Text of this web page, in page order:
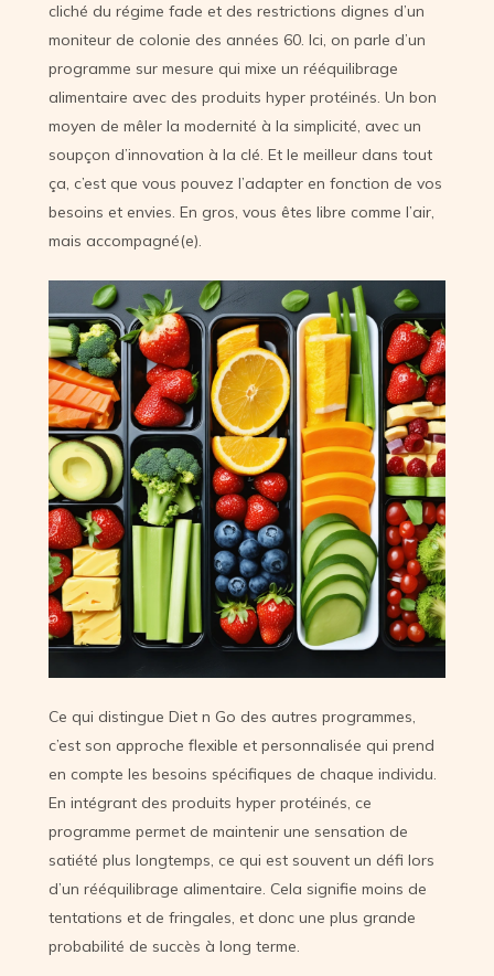
cliché du régime fade et des restrictions dignes d’un
moniteur de colonie des années 60. Ici, on parle d’un
programme sur mesure qui mixe un rééquilibrage
alimentaire avec des produits hyper protéinés. Un bon
moyen de mêler la modernité à la simplicité, avec un
soupçon d’innovation à la clé. Et le meilleur dans tout
ça, c’est que vous pouvez l’adapter en fonction de vos
besoins et envies. En gros, vous êtes libre comme l’air,
mais accompagné(e).
Ce qui distingue Diet n Go des autres programmes,
c’est son approche flexible et personnalisée qui prend
en compte les besoins spécifiques de chaque individu.
En intégrant des produits hyper protéinés, ce
programme permet de maintenir une sensation de
satiété plus longtemps, ce qui est souvent un défi lors
d’un rééquilibrage alimentaire. Cela signifie moins de
tentations et de fringales, et donc une plus grande
probabilité de succès à long terme.